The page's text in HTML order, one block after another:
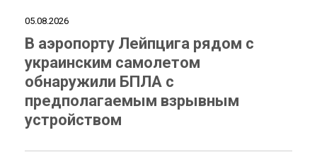
05.08.2026
В аэропорту Лейпцига рядом с
украинским самолетом
обнаружили БПЛА с
предполагаемым взрывным
устройством